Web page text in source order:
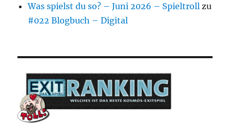
Was spielst du so? – Juni 2026 – Spieltroll zu
#022 Blogbuch – Digital